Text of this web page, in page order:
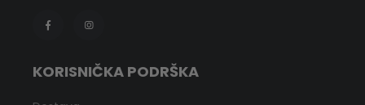
KORISNIČKA PODRŠKA